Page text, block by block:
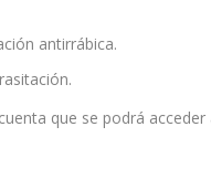
antirrábica.
que se podrá